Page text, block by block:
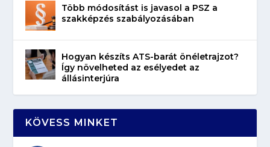
Több módosítást is javasol a PSZ a
szakképzés szabályozásában
Hogyan készíts ATS-barát önéletrajzot?
Így növelheted az esélyedet az
állásinterjúra
KÖVESS MINKET